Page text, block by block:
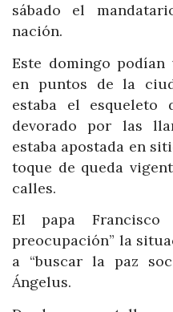
sábado el
nación.
Este domingo podían
en puntos de la
estaba el
devorado por las
estaba apostada en
toque de queda
calles.
El papa
preocupación” la
a “buscar la paz
Ángelus.